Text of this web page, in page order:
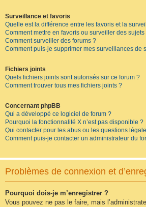
Surveillance et favoris
Quelle est la différence entre les favoris et la
Comment mettre en favoris ou surveiller des sujets
Comment surveiller des forums ?
Comment puis-je supprimer mes surveillances de
Fichiers joints
Quels fichiers joints sont autorisés sur ce forum ?
Comment trouver tous mes fichiers joints ?
Concernant phpBB
Qui a développé ce logiciel de forum ?
Pourquoi la fonctionnalité X n’est pas disponible ?
Qui contacter pour les abus ou les questions
Comment puis-je contacter un administrateur du
Problèmes de connexion et
Pourquoi dois-je m’enregistrer ?
Vous pouvez ne pas le faire, mais